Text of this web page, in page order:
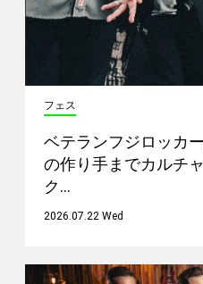
フェス
ベテランフジロッカ
の作り手までカルチ
ク…
2026.07.22 Wed